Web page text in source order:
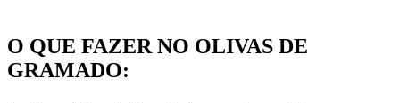
O QUE FAZER NO OLIVAS DE
GRAMADO: